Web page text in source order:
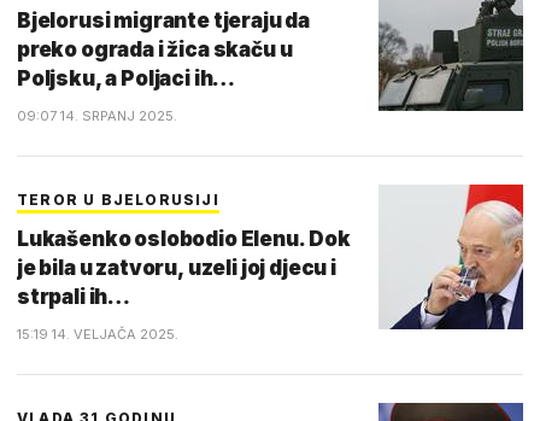
Bjelorusi migrante tjeraju da
preko ograda i žica skaču u
Poljsku, a Poljaci ih…
09:07 14. SRPANJ 2025.
TEROR U BJELORUSIJI
Lukašenko oslobodio Elenu. Dok
je bila u zatvoru, uzeli joj djecu i
strpali ih…
15:19 14. VELJAČA 2025.